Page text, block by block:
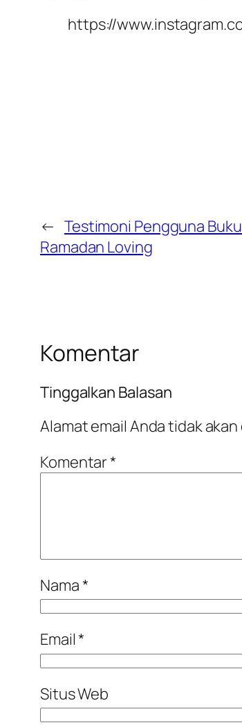
https://
← Testimoni Pengguna
Ramadan Loving
Komentar
Tinggalkan Balasan
Alamat email Anda tidak
Komentar*
Nama*
Email*
Situs Web